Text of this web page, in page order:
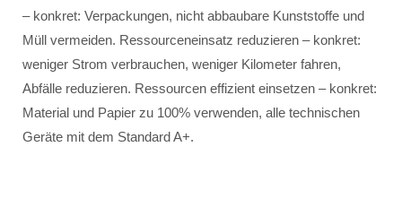
– konkret: Verpackungen, nicht abbaubare Kunststoffe und
Müll vermeiden. Ressourceneinsatz reduzieren – konkret:
weniger Strom verbrauchen, weniger Kilometer fahren,
Abfälle reduzieren. Ressourcen effizient einsetzen – konkret:
Material und Papier zu 100% verwenden, alle technischen
Geräte mit dem Standard A+.